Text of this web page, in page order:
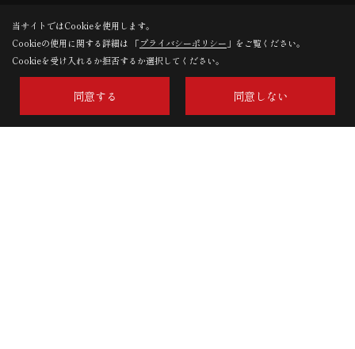
当サイトではCookieを使用します。
Cookieの使用に関する詳細は 「プライバシーポリシー 」をご覧ください。
Cookieを受け入れるか拒否するか選択してください。
同意する 同意しない